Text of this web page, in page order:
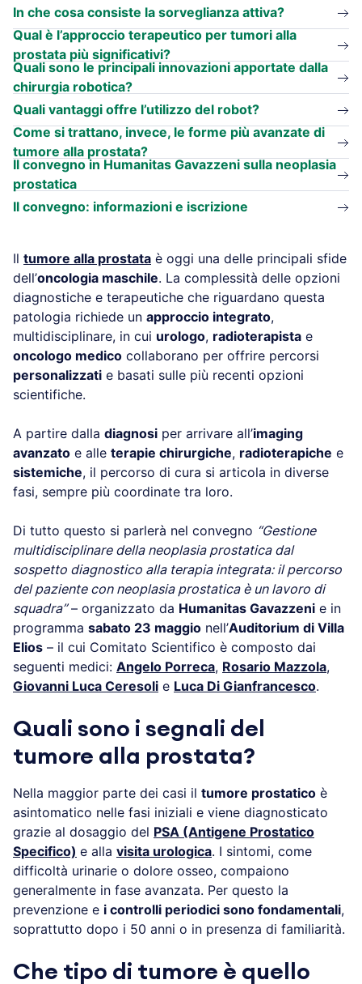
In che cosa consiste la sorveglianza attiva?
Qual è l’approccio terapeutico per tumori alla
prostata più significativi?
Quali sono le principali innovazioni apportate dalla
chirurgia robotica?
Quali vantaggi offre l’utilizzo del robot?
Come si trattano, invece, le forme più avanzate di
tumore alla prostata?
Il convegno in Humanitas Gavazzeni sulla neoplasia
prostatica
Il convegno: informazioni e iscrizione
Il tumore alla prostata è oggi una delle principali sfide
dell’oncologia maschile. La complessità delle opzioni
diagnostiche e terapeutiche che riguardano questa
patologia richiede un approccio integrato,
multidisciplinare, in cui urologo, radioterapista e
oncologo medico collaborano per offrire percorsi
personalizzati e basati sulle più recenti opzioni
scientifiche.
A partire dalla diagnosi per arrivare all’imaging
avanzato e alle terapie chirurgiche, radioterapiche e
sistemiche, il percorso di cura si articola in diverse
fasi, sempre più coordinate tra loro.
Di tutto questo si parlerà nel convegno “Gestione
multidisciplinare della neoplasia prostatica dal
sospetto diagnostico alla terapia integrata: il percorso
del paziente con neoplasia prostatica è un lavoro di
squadra”– organizzato da Humanitas Gavazzeni e in
programma sabato 23 maggio nell’Auditorium di Villa
Elios – il cui Comitato Scientifico è composto dai
seguenti medici: Angelo Porreca, Rosario Mazzola,
Giovanni Luca Ceresoli e Luca Di Gianfrancesco.
Quali sono i segnali del
tumore alla prostata?
Nella maggior parte dei casi il tumore prostatico è
asintomatico nelle fasi iniziali e viene diagnosticato
grazie al dosaggio del PSA (Antigene Prostatico
Specifico) e alla visita urologica. I sintomi, come
difficoltà urinarie o dolore osseo, compaiono
generalmente in fase avanzata. Per questo la
prevenzione e i controlli periodici sono fondamentali,
soprattutto dopo i 50 anni o in presenza di familiarità.
Che tipo di tumore è quello